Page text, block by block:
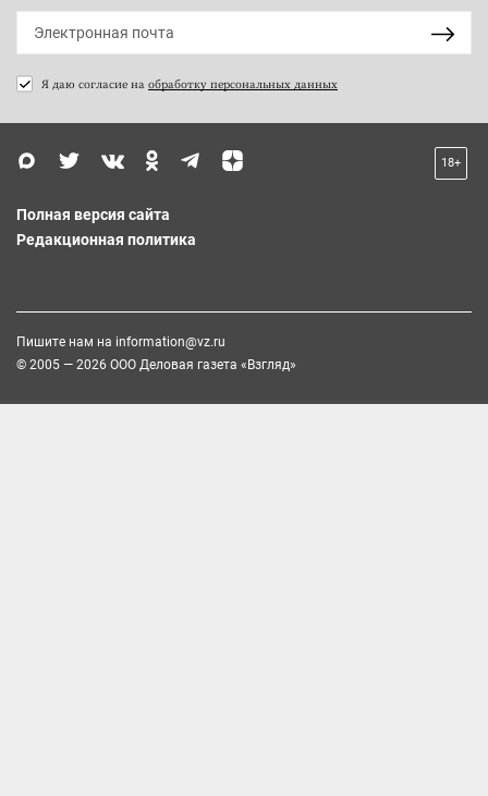
Я даю согласие на обработку персональных данных
18+
Полная версия сайта
Редакционная политика
Пишите нам на information@vz.ru
© 2005 — 2026 ООО Деловая газета «Взгляд»